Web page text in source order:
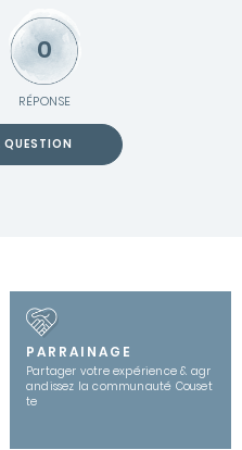
0
RÉPONSE
QUESTION
PARRAINAGE
Partager votre expérience & agr
andissez la communauté Couset
te